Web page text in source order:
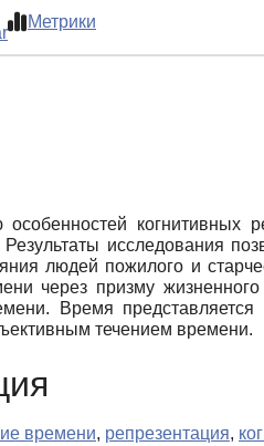
Метрики
когнитивных
исследования
людей пожилого и
через призму
Время
течением времени.
времени, репрезентация,